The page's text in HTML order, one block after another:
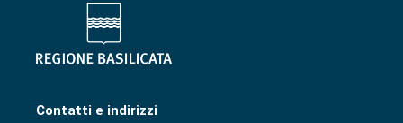
Contatti e indirizzi